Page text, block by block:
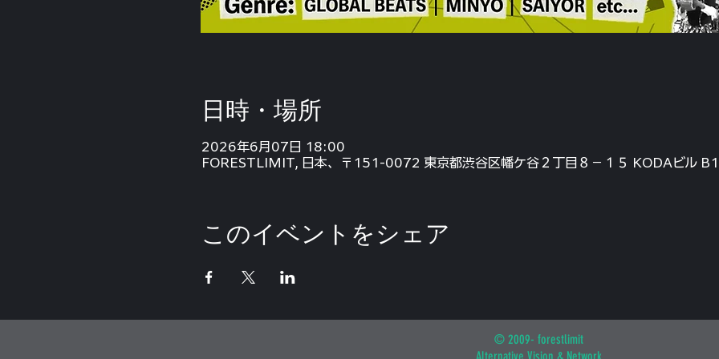
日時・場所
2026年6月07日 18:00
FORESTLIMIT, 日本、〒151-0072 東京都渋谷区幡ケ谷２丁目８−１５ KODAビル
このイベントをシェア
© 2009- forestlimit